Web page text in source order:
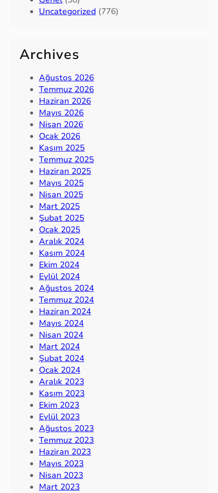
Uncategorized (776)
Archives
Ağustos 2026
Temmuz 2026
Haziran 2026
Mayıs 2026
Nisan 2026
Ocak 2026
Kasım 2025
Temmuz 2025
Haziran 2025
Mayıs 2025
Nisan 2025
Mart 2025
Şubat 2025
Ocak 2025
Aralık 2024
Kasım 2024
Ekim 2024
Eylül 2024
Ağustos 2024
Temmuz 2024
Haziran 2024
Mayıs 2024
Nisan 2024
Mart 2024
Şubat 2024
Ocak 2024
Aralık 2023
Kasım 2023
Ekim 2023
Eylül 2023
Ağustos 2023
Temmuz 2023
Haziran 2023
Mayıs 2023
Nisan 2023
Mart 2023